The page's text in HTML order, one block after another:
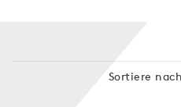
Sortiere nach